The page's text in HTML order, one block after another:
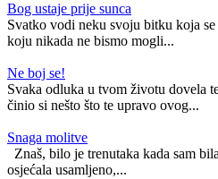
Bog ustaje prije sunca
Svatko vodi neku svoju bitku koja
koju nikada ne bismo mogli...
Ne boj se!
Svaka odluka u tvom životu dovela
činio si nešto što te upravo ovog...
Snaga molitve
Znaš, bilo je trenutaka kada sam
osjećala usamljeno,...